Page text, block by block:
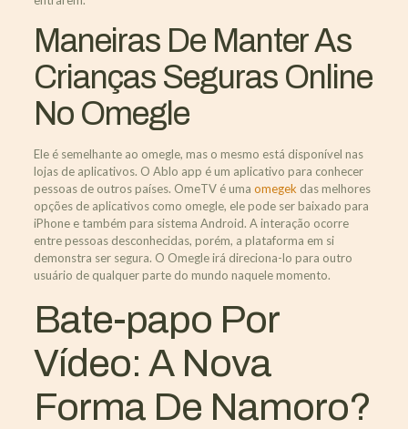
Maneiras De Manter As
Crianças Seguras Online
No Omegle
Ele é semelhante ao omegle, mas o mesmo está disponível nas
lojas de aplicativos. O Ablo app é um aplicativo para conhecer
pessoas de outros países. OmeTV é uma omegek das melhores
opções de aplicativos como omegle, ele pode ser baixado para
iPhone e também para sistema Android. A interação ocorre
entre pessoas desconhecidas, porém, a plataforma em si
demonstra ser segura. O Omegle irá direciona-lo para outro
usuário de qualquer parte do mundo naquele momento.
Bate-papo Por
Vídeo: A Nova
Forma De Namoro?